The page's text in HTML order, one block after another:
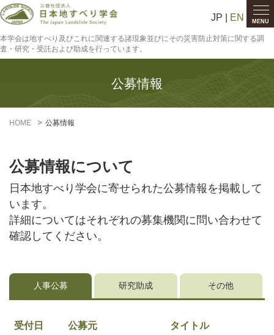
MENU
JP | EN
本学会は地すべり及びこれに関連する諸現象並びにその災害防止対策に関する調
査・研究・受託および助成を行っています。
公募情報
HOME 公募情報
公募情報について
日本地すべり学会に寄せられた公募情報を掲載して
います。
詳細についてはそれぞれの募集機関に問い合わせて
確認してください。
人事公募 研究助成 その他
受付日 公募元 タイトル